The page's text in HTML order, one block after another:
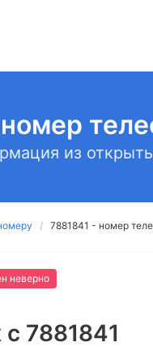
из
7881841 - номер
неверно
c 7881841